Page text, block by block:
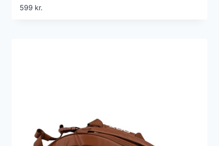
599 kr.